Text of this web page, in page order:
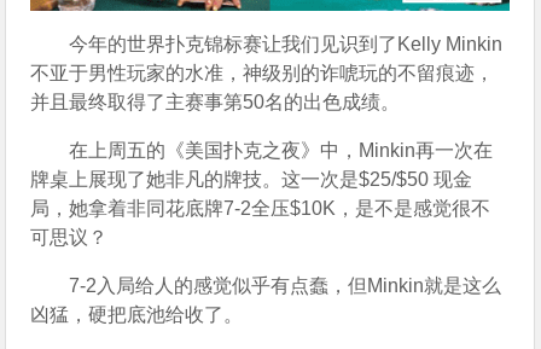
今年的世界扑克锦标赛让我们见识到了Kelly Minkin
不亚于男性玩家的水准，神级别的诈唬玩的不留痕迹，
并且最终取得了主赛事第50名的出色成绩。
在上周五的《美国扑克之夜》中，Minkin再一次在
牌桌上展现了她非凡的牌技。这一次是$25/$50 现金
局，她拿着非同花底牌7-2全压$10K，是不是感觉很不
可思议？
7-2入局给人的感觉似乎有点蠢，但Minkin就是这么
凶猛，硬把底池给收了。